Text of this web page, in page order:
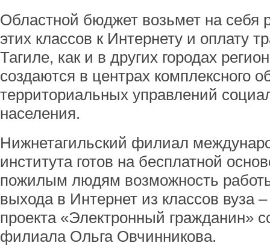
Областной бюджет возьмет на себя
этих классов к Интернету и оплату
Тагиле, как и в других городах
создаются в центрах комплексного
территориальных управлений
населения.
Нижнетагильский филиал
института готов на бесплатной
пожилым людям возможность
выхода в Интернет из классов вуза
проекта «Электронный гражданин»
филиала Ольга Овчинникова.